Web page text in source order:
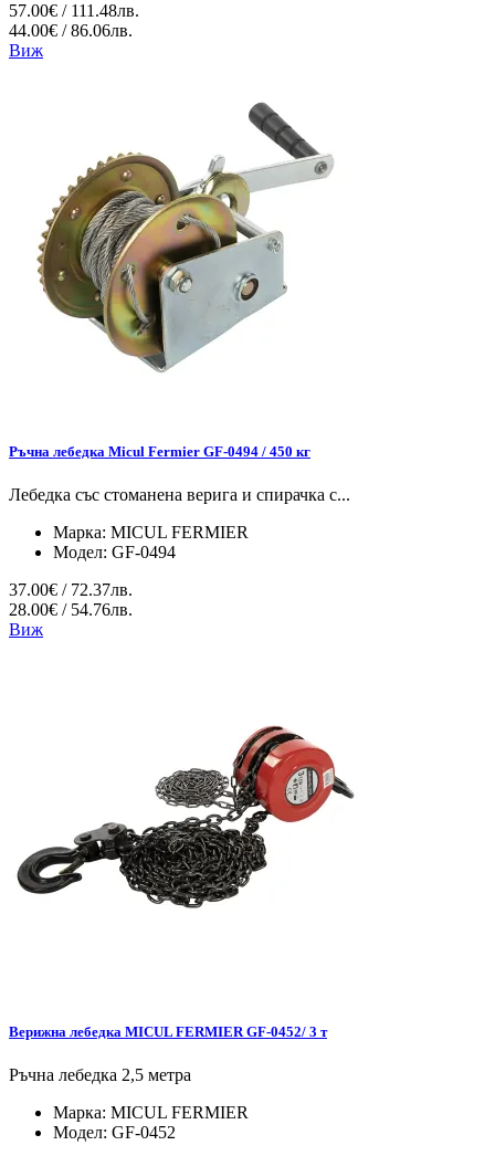
57.00€ / 111.48лв.
44.00€ / 86.06лв.
Виж
Ръчна лебедка Micul Fermier GF-0494 / 450 кг
Лебедка със стоманена верига и спирачка с...
Марка: MICUL FERMIER
Модел: GF-0494
37.00€ / 72.37лв.
28.00€ / 54.76лв.
Виж
Верижна лебедка MICUL FERMIER GF-0452/ 3 т
Ръчна лебедка 2,5 метра
Марка: MICUL FERMIER
Модел: GF-0452